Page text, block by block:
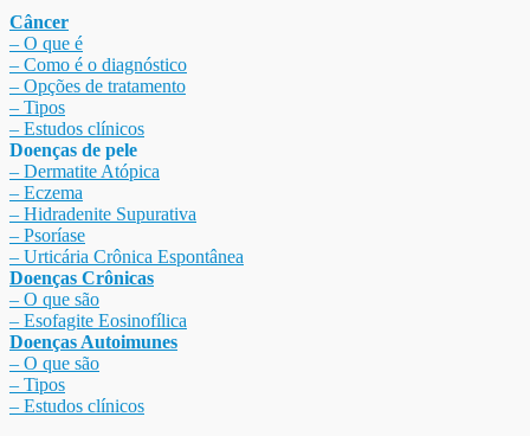
Câncer
– O que é
– Como é o diagnóstico
– Opções de tratamento
– Tipos
– Estudos clínicos
Doenças de pele
– Dermatite Atópica
– Eczema
– Hidradenite Supurativa
– Psoríase
– Urticária Crônica Espontânea
Doenças Crônicas
– O que são
– Esofagite Eosinofílica
Doenças Autoimunes
– O que são
– Tipos
– Estudos clínicos